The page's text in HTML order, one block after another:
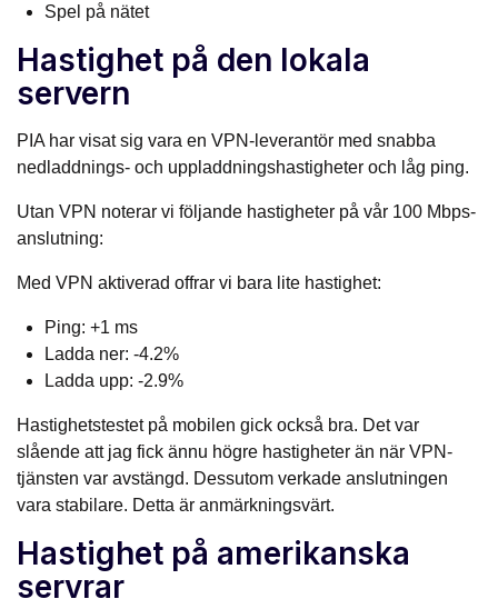
Spel på nätet
Hastighet på den lokala
servern
PIA har visat sig vara en VPN-leverantör med snabba
nedladdnings- och uppladdningshastigheter och låg ping.
Utan VPN noterar vi följande hastigheter på vår 100 Mbps-
anslutning:
Med VPN aktiverad offrar vi bara lite hastighet:
Ping: +1 ms
Ladda ner: -4.2%
Ladda upp: -2.9%
Hastighetstestet på mobilen gick också bra. Det var
slående att jag fick ännu högre hastigheter än när VPN-
tjänsten var avstängd. Dessutom verkade anslutningen
vara stabilare. Detta är anmärkningsvärt.
Hastighet på amerikanska
servrar